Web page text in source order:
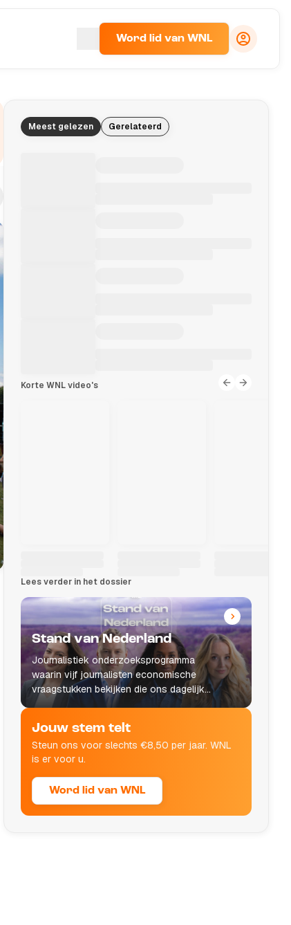
Word lid van WNL
Meest gelezen Gerelateerd
Korte WNL video's
Lees verder in het dossier
Stand van Nederland
Journalistiek onderzoeksprogramma
waarin vijf journalisten economische
vraagstukken bekijken die ons dagelijks
leven raken.
Jouw stem telt
Steun ons voor slechts €8,50 per jaar. WNL
is er voor u.
Word lid van WNL